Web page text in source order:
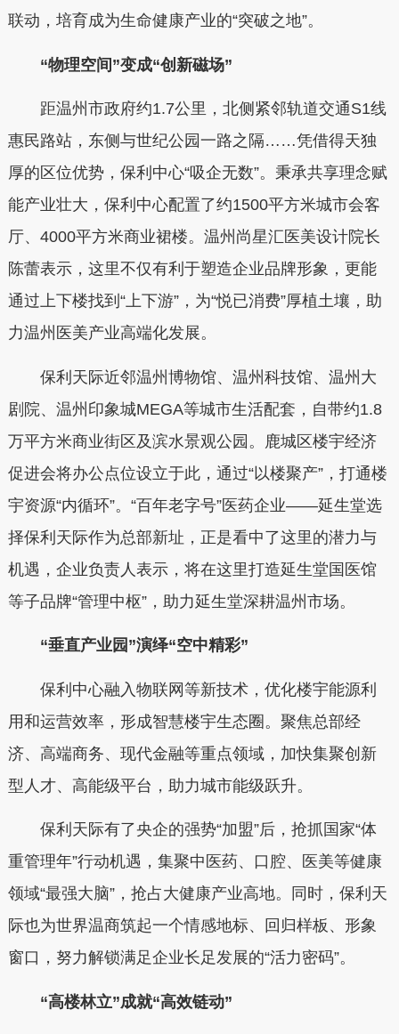
联动，培育成为生命健康产业的“突破之地”。
“物理空间”变成“创新磁场”
距温州市政府约1.7公里，北侧紧邻轨道交通S1线
惠民路站，东侧与世纪公园一路之隔……凭借得天独
厚的区位优势，保利中心“吸企无数”。秉承共享理念赋
能产业壮大，保利中心配置了约1500平方米城市会客
厅、4000平方米商业裙楼。温州尚星汇医美设计院长
陈蕾表示，这里不仅有利于塑造企业品牌形象，更能
通过上下楼找到“上下游”，为“悦已消费”厚植土壤，助
力温州医美产业高端化发展。
保利天际近邻温州博物馆、温州科技馆、温州大
剧院、温州印象城MEGA等城市生活配套，自带约1.8
万平方米商业街区及滨水景观公园。鹿城区楼宇经济
促进会将办公点位设立于此，通过“以楼聚产”，打通楼
宇资源“内循环”。“百年老字号”医药企业——延生堂选
择保利天际作为总部新址，正是看中了这里的潜力与
机遇，企业负责人表示，将在这里打造延生堂国医馆
等子品牌“管理中枢”，助力延生堂深耕温州市场。
“垂直产业园”演绎“空中精彩”
保利中心融入物联网等新技术，优化楼宇能源利
用和运营效率，形成智慧楼宇生态圈。聚焦总部经
济、高端商务、现代金融等重点领域，加快集聚创新
型人才、高能级平台，助力城市能级跃升。
保利天际有了央企的强势“加盟”后，抢抓国家“体
重管理年”行动机遇，集聚中医药、口腔、医美等健康
领域“最强大脑”，抢占大健康产业高地。同时，保利天
际也为世界温商筑起一个情感地标、回归样板、形象
窗口，努力解锁满足企业长足发展的“活力密码”。
“高楼林立”成就“高效链动”